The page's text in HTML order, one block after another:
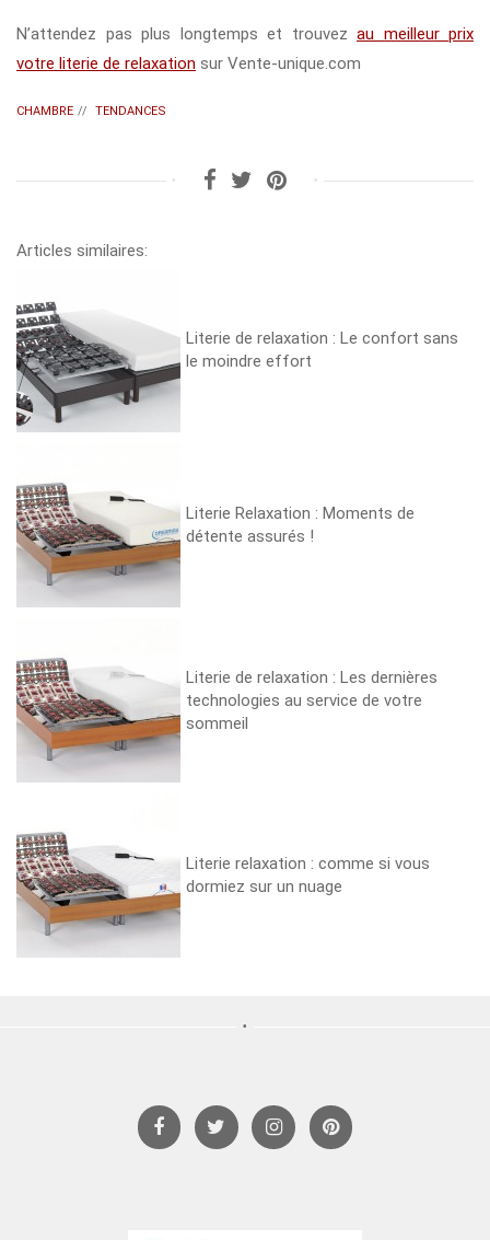
N’attendez pas plus longtemps et trouvez au meilleur prix
votre literie de relaxation sur Vente-unique.com
CHAMBRE // TENDANCES
Articles similaires:
Literie de relaxation : Le confort sans
le moindre effort
Literie Relaxation : Moments de
détente assurés !
Literie de relaxation : Les dernières
technologies au service de votre
sommeil
Literie relaxation : comme si vous
dormiez sur un nuage